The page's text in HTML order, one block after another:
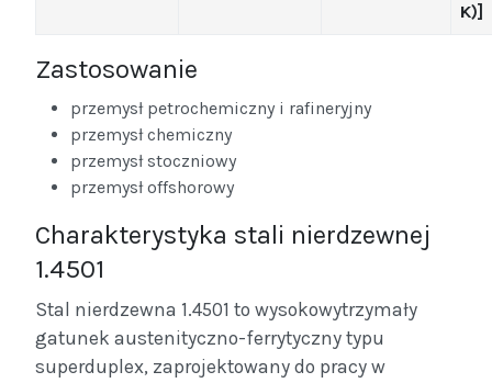
K)]
Zastosowanie
przemysł petrochemiczny i rafineryjny
przemysł chemiczny
przemysł stoczniowy
przemysł offshorowy
Charakterystyka stali nierdzewnej
1.4501
Stal nierdzewna 1.4501 to wysokowytrzymały
gatunek austenityczno-ferrytyczny typu
superduplex, zaprojektowany do pracy w